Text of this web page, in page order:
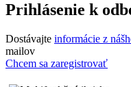
Prihlásenie k
Dostávajte informácie z
mailov
Chcem sa zaregistrovať